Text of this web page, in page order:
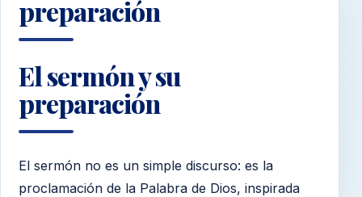
7. La oración congregacional
8. La lectura bíblica
9. La ofrenda y los avisos
10. El sermón y su preparación
12. Culto edificante
preparación
El sermón y su
preparación
El sermón no es un simple discurso: es la
proclamación de la Palabra de Dios, inspirada